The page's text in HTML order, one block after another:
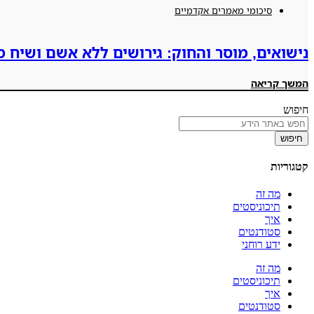
סיכומי מאמרים אקדמיים
נישואים, מוסר והחוק: גירושים ללא אשם ושיח
המשך קריאה
חיפוש
חיפוש
קטגוריות
מה זה
תיכוניסטים
איך
סטודנטים
ידע רוחני
מה זה
תיכוניסטים
איך
סטודנטים